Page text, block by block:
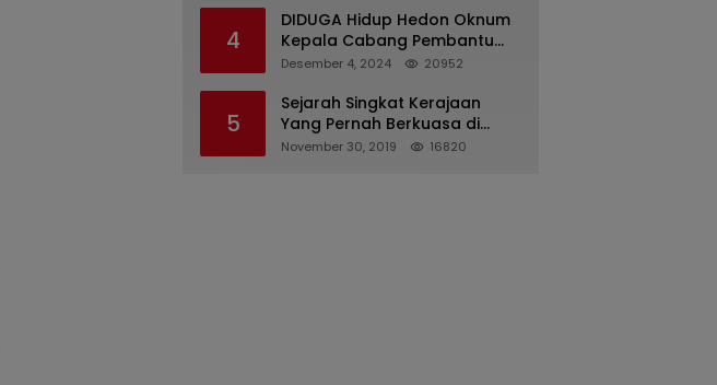
4
DIDUGA Hidup Hedon Oknum
Kepala Cabang Pembantu
Bank syariah Indonesia Unit
Tipu Nasabah Prioritasnya
Hingga Milyaran Rupiah dan
Bilyet Giro Tidak Terdaftar,
Desember 4, 2024 20952
5
Sejarah Singkat Kerajaan
Yang Pernah Berkuasa di
Sinjai
November 30, 2019 16820